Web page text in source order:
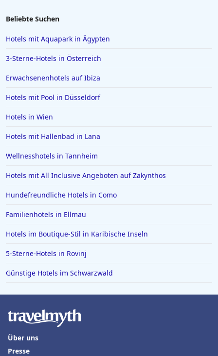
Hotels in Barcelona
Hotels in Zell am See
Hotels in Würzburg
Hotels in Borkum
Hotels in Bregenz
Hotels in Paguera
Hotels in Achen See
Hotels in Marburg Biedenkopf
Hotels in Ischgl
Hotels in Cochem
Hotels in Karibische Inseln
Hotels in Boppard
Beliebte Suchen
Hotels mit Aquapark in Ägypten
3-Sterne-Hotels in Österreich
Erwachsenenhotels auf Ibiza
Hotels mit Pool in Düsseldorf
Hotels in Wien
Hotels mit Hallenbad in Lana
Wellnesshotels in Tannheim
Hotels mit All Inclusive Angeboten auf Zakynthos
Hundefreundliche Hotels in Como
Familienhotels in Ellmau
Hotels im Boutique-Stil in Karibische Inseln
5-Sterne-Hotels in Rovinj
Günstige Hotels im Schwarzwald
Über uns
Presse